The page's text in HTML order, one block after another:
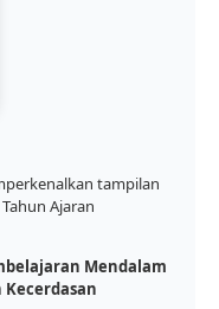
tampilan
Tahun Ajaran
Mendalam
Kecerdasan